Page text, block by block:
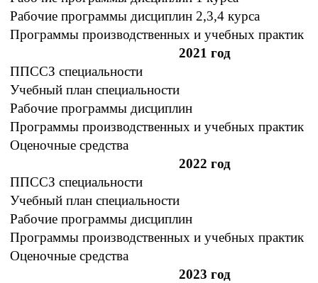
Рабочие программы дисциплин 2,3,4 курса
Программы производственных и учебных практик
2021 год
ППССЗ специальности
Учебный план специальности
Рабочие программы дисциплин
Программы производственных и учебных практик
Оценочные средства
2022 год
ППССЗ специальности
Учебный план специальности
Рабочие программы дисциплин
Программы производственных и учебных практик
Оценочные средства
2023 год